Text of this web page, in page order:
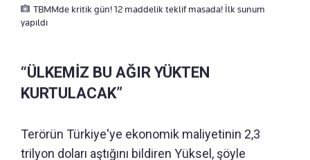
TBMMde kritik gün! 12 maddelik teklif masada! İlk sunum
yapıldı
“ÜLKEMİZ BU AĞIR YÜKTEN
KURTULACAK”
Terörün Türkiye'ye ekonomik maliyetinin 2,3
trilyon doları aştığını bildiren Yüksel, şöyle